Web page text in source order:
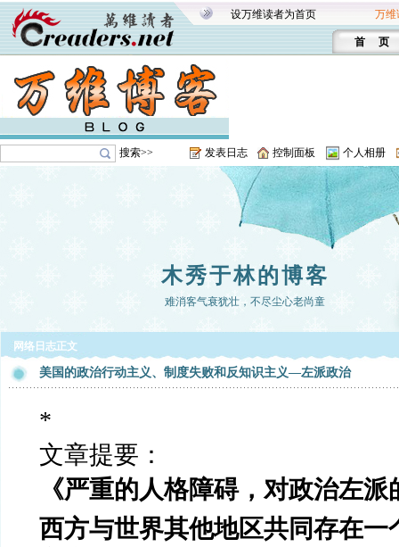
设万维读者为首页 万维
首 页
搜索>> 发表日志 控制面板 个人相册
木秀于林的博客
难消客气衰犹壮，不尽尘心老尚童
网络日志正文
美国的政治行动主义、制度失败和反知识主义—左派政治
*
文章提要：
《严重的人格障碍，对政治左派
西方与世界其他地区共同存在一